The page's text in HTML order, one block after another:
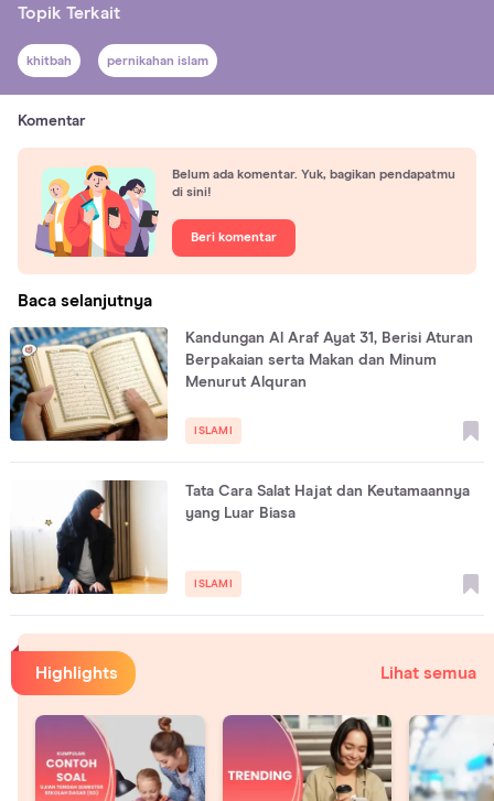
Topik Terkait
khitbah pernikahan islam
Komentar
Belum ada komentar. Yuk, bagikan pendapatmu
di sini!
Beri komentar
Baca selanjutnya
Kandungan Al Araf Ayat 31, Berisi Aturan
Berpakaian serta Makan dan Minum
Menurut Alquran
ISLAMI
Tata Cara Salat Hajat dan Keutamaannya
yang Luar Biasa
ISLAMI
Highlights Lihat semua